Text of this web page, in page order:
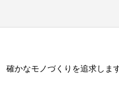
確かなモノづくりを追求しま